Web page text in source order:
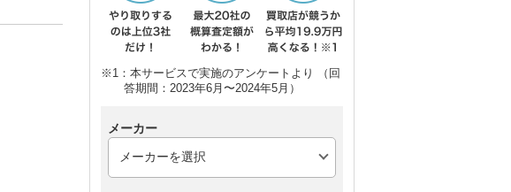
※1：本サービスで実施のアンケートより （回
答期間：2023年6月〜2024年5月）
メーカー